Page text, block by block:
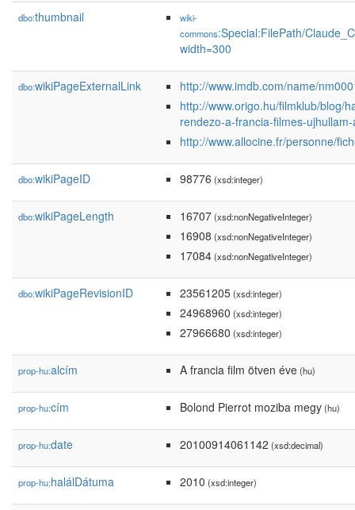
dbo:thumbnail
wiki-
commons:Special:FilePath/
width=300
dbo:wikiPageExternalLink
http://www.imdb.com/name/
http://www.origo.hu/filmklub/blog/
rendezo-a-francia-filmes-
http://www.allocine.fr/personne/
dbo:wikiPageID 98776 (xsd:integer)
dbo:wikiPageLength 16707(xsd:nonNegativeInteger)
16908 (xsd:nonNegativeInteger)
17084(xsd:nonNegativeInteger)
dbo:wikiPageRevisionID 23561205(xsd:integer)
24968960 (xsd:integer)
27966680 (xsd:integer)
prop-hu:alcím A francia film ötven éve(hu)
prop-hu:cím Bolond Pierrot moziba megy(hu)
prop-hu:date 20100914061142 (xsd:decimal)
prop-hu:halálDátuma 2010 (xsd:integer)